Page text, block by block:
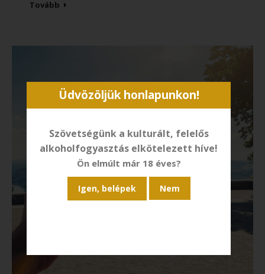
Tovább
Üdvözöljük honlapunkon!
Szövetségünk a kulturált, felelős
alkoholfogyasztás elkötelezett híve!
Ön elmúlt már 18 éves?